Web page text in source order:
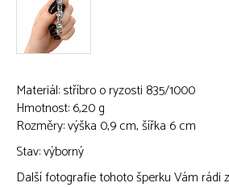
Materiál: stříbro o ryzosti 835/1000
Hmotnost: 6,20 g
Rozměry: výška 0,9 cm, šířka 6 cm
Stav: výborný
Další fotografie tohoto šperku Vám rádi